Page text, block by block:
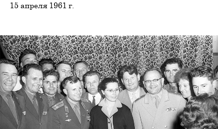
15 апреля 1961 г.